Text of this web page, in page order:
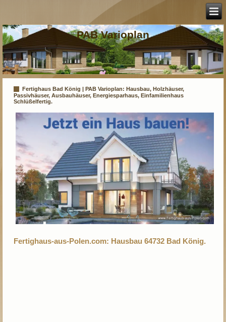
PAB Varioplan
Fertighaus Bad König | PAB Varioplan: Hausbau, Holzhäuser,
Passivhäuser, Ausbauhäuser, Energiesparhaus, Einfamilienhaus
Schlüßelfertig.
Fertighaus-aus-Polen.com: Hausbau 64732 Bad König.